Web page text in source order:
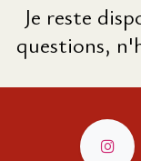
Je reste
questions,